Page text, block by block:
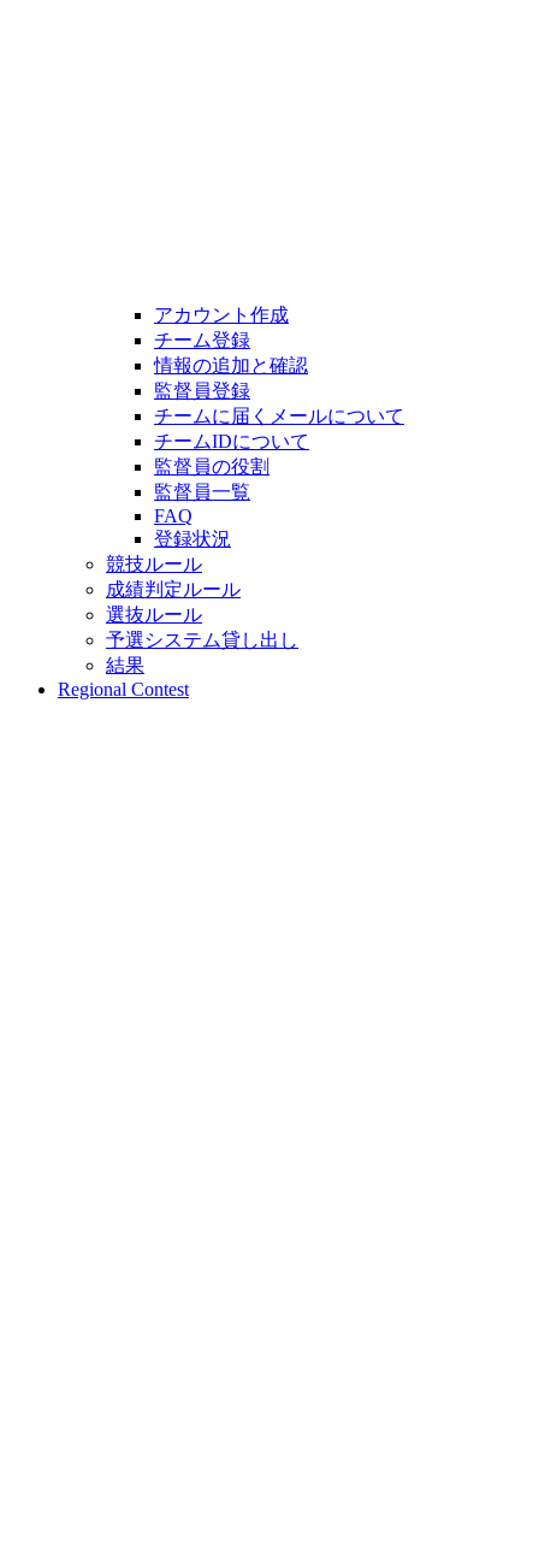
アカウント作成
チーム登録
情報の追加と確認
監督員登録
チームに届くメールについて
チームIDについて
監督員の役割
監督員一覧
FAQ
登録状況
競技ルール
成績判定ルール
選抜ルール
予選システム貸し出し
結果
Regional Contest